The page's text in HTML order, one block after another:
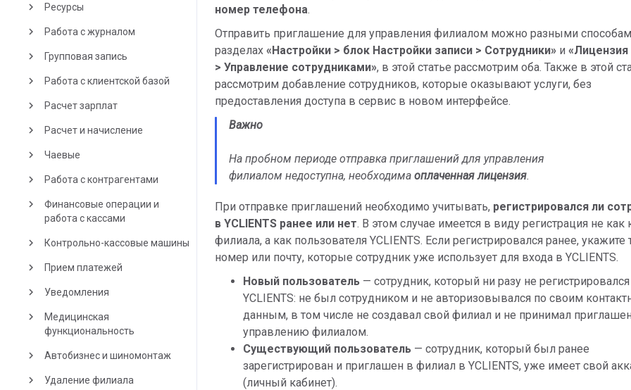
keyboard_arrow_right Ресурсы
keyboard_arrow_right Работа с журналом
keyboard_arrow_right Групповая запись
keyboard_arrow_right Работа с клиентской базой
keyboard_arrow_right Расчет зарплат
keyboard_arrow_right Расчет и начисление
keyboard_arrow_right Чаевые
keyboard_arrow_right Работа с контрагентами
keyboard_arrow_right
Финансовые операции и
работа с кассами
keyboard_arrow_right Контрольно-кассовые машины
keyboard_arrow_right Прием платежей
keyboard_arrow_right Уведомления
keyboard_arrow_right
Медицинская
функциональность
keyboard_arrow_right Автобизнес и шиномонтаж
keyboard_arrow_right Удаление филиала
номер телефона.
Отправить приглашение для управления филиалом можно разными
разделах «Настройки > блок Настройки записи > Сотрудники» и «Лицензия
> Управление сотрудниками», в этой статье рассмотрим оба. Также в этой
рассмотрим добавление сотрудников, которые оказывают услуги, без
предоставления доступа в сервис в новом интерфейсе.
Важно
На пробном периоде отправка приглашений для управления
филиалом недоступна, необходима оплаченная лицензия.
При отправке приглашений необходимо учитывать, регистрировался ли
в YCLIENTS ранее или нет. В этом случае имеется в виду регистрация не как
филиала, а как пользователя YCLIENTS. Если регистрировался ранее, укажите
номер или почту, которые сотрудник уже использует для входа в YCLIENTS.
Новый пользователь — сотрудник, который ни разу не
YCLIENTS: не был сотрудником и не авторизовывался по своим
данным, в том числе не создавал свой филиал и не принимал
управлению филиалом.
Существующий пользователь — сотрудник, который был ранее
зарегистрирован и приглашен в филиал в YCLIENTS, уже имеет свой
(личный кабинет).